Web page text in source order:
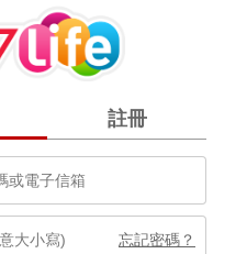
註冊
忘記密碼？